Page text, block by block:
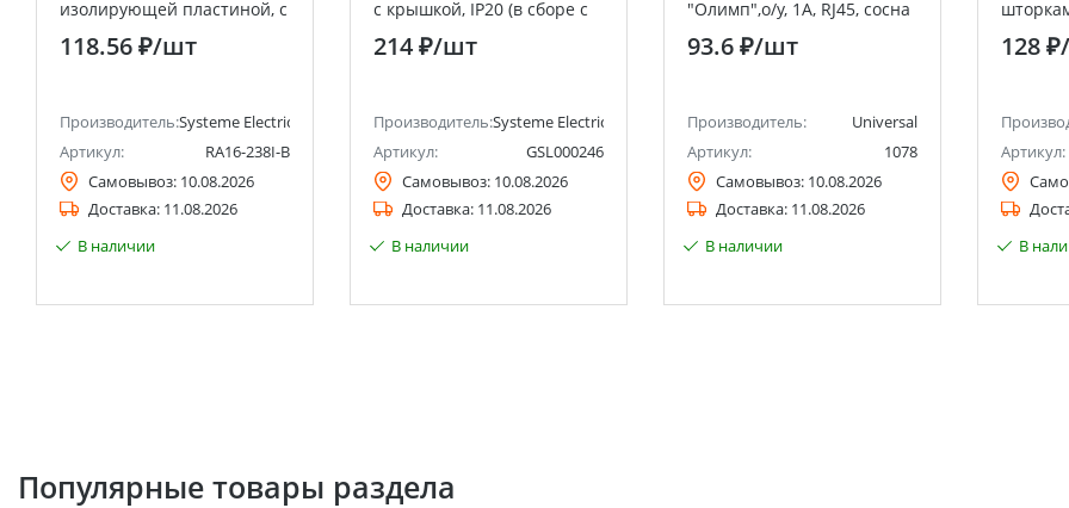
Schneider Electric)
изолирующей пластиной, с
заземлением, белая, 16А,
Schneider Electric RA16-
118.56 ₽/шт
Производитель:Systeme Electric (ранее Schneider Electric)
Артикул:
RA16-238I-B
Самовывоз: 10.08.2026
Доставка: 11.08.2026
В наличии
с крышкой, IP20 (в сборе с
рамкой) Systeme Electric
(Schneider Electric)
214 ₽/шт
Производитель:Systeme Electric (ранее Schneider Electric)
Артикул:
GSL000246
Самовывоз: 10.08.2026
Доставка: 11.08.2026
В наличии
"Олимп",о/у, 1А, RJ45, сосна
(еврослот) UNIVERSAL
93.6 ₽/шт
Производитель:
Universal
Артикул:
1078
Самовывоз: 10.08.2026
Доставка: 11.08.2026
В наличии
128 ₽
Артикул:
В
Популярные товары раздела